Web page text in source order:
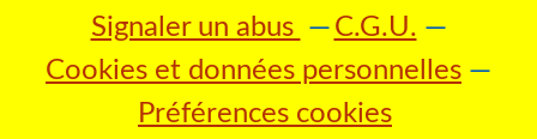
Signaler un abus
C.G.U.
Cookies et données personnelles
Préférences cookies